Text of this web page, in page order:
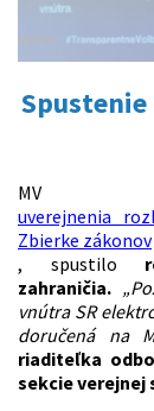
MV
uverejnenia
Zbierke zákonov
, spustilo
zahraničia.
vnútra SR
doručená na
riaditeľka
sekcie verejnej